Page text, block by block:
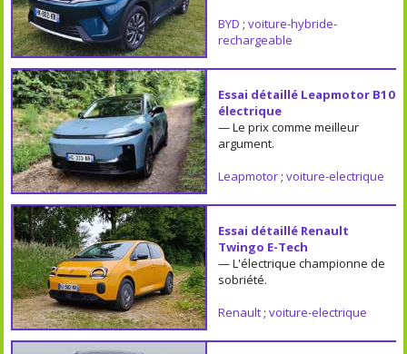
BYD ; voiture-hybride-
rechargeable
Essai détaillé Leapmotor B10
électrique
— Le prix comme meilleur
argument.
Leapmotor; voiture-electrique
Essai détaillé Renault
Twingo E-Tech
— L'électrique championne de
sobriété.
Renault; voiture-electrique